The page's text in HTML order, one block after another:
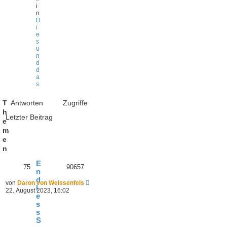
i
n
D
i
e
s
u
n
d
d
a
s
T
h
e
m
e
n
Antworten
Zugriffe
Letzter Beitrag
E
n
d
l
e
s
s
S
75 90657
von Daron von Weissenfels
22. August 2023, 16:02